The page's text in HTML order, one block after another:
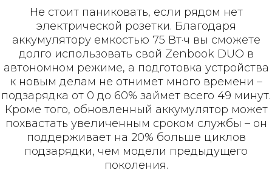
Не стоит паниковать, если рядом нет
электрической розетки. Благодаря
аккумулятору емкостью 75 Вт·ч вы сможете
долго использовать свой Zenbook DUO в
автономном режиме, а подготовка устройства
к новым делам не отнимет много времени –
подзарядка от 0 до 60% займет всего 49 минут.
Кроме того, обновленный аккумулятор может
похвастать увеличенным сроком службы – он
поддерживает на 20% больше циклов
подзарядки, чем модели предыдущего
поколения.